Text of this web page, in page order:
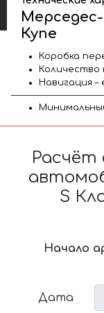
Купе
Коробка
Количество
Навигация –
S
Начало
Дата